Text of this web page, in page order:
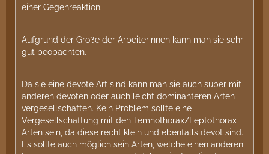
einer Gegenreaktion.
Aufgrund der Größe der Arbeiterinnen kann man sie sehr
gut beobachten.
Da sie eine devote Art sind kann man sie auch super mit
anderen devoten oder auch leicht dominanteren Arten
vergesellschaften. Kein Problem sollte eine
Vergesellschaftung mit den Temnothorax/Leptothorax
Arten sein, da diese recht klein und ebenfalls devot sind.
Es sollte auch möglich sein Arten, welche einen anderen